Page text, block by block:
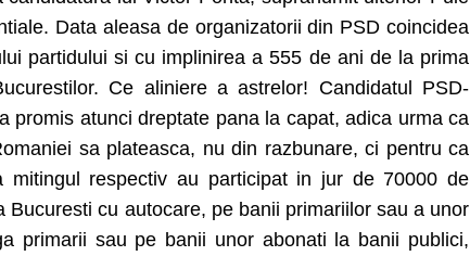
Data aleasa de organizatorii din PSD coincidea
partidului si cu implinirea a 555 de ani de la prima
Ce aliniere a astrelor! Candidatul PSD-
promis atunci dreptate pana la capat, adica urma ca
sa plateasca, nu din razbunare, ci pentru ca
mitingul respectiv au participat in jur de 70000 de
Bucuresti cu autocare, pe banii primariilor sau a unor
primarii sau pe banii unor abonati la banii publici,